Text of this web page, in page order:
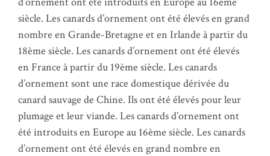
siècle. Les canards d’ornement ont été élevés en grand
nombre en Grande-Bretagne et en Irlande à partir du
18ème siècle. Les canards d’ornement ont été élevés
en France à partir du 19ème siècle. Les canards
d’ornement sont une race domestique dérivée du
canard sauvage de Chine. Ils ont été élevés pour leur
plumage et leur viande. Les canards d’ornement ont
été introduits en Europe au 16ème siècle. Les canards
d’ornement ont été élevés en grand nombre en